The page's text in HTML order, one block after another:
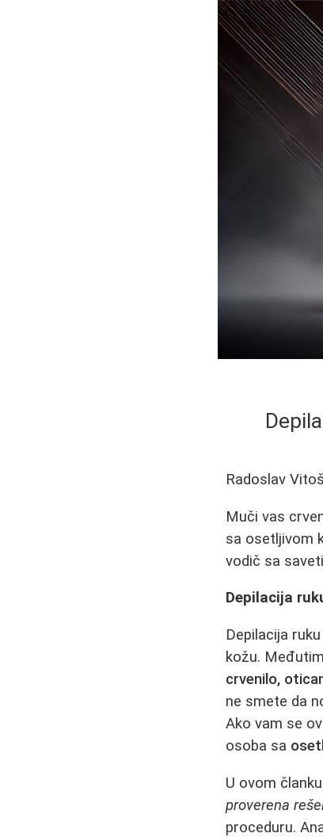
Radoslav
Muči vas
sa osetljivom
vodič sa
Depilacija
Depilacija
kožu.
crvenilo,
ne smete da
Ako vam se
osoba sa
U ovom
proverena
proceduru.